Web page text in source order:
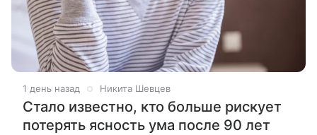
1 день назад Никита Шевцев
Стало известно, кто больше рискует
потерять ясность ума после 90 лет